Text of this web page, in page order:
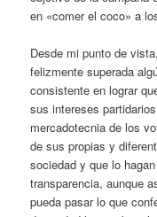
en «comer el coco» a
Desde mi punto de
felizmente superada
consistente en lograr
sus intereses
mercadotecnia de los
de sus propias y
sociedad y que lo
transparencia, aunque
pueda pasar lo que